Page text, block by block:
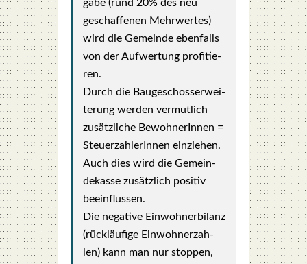
ga­be (rund 20% des neu
geschaf­fe­nen Mehr­wer­tes)
wird die Gemein­de eben­falls
von der Auf­wer­tung pro­fi­tie­
ren.
Durch die Bau­ge­schos­ser­wei­
te­rung wer­den ver­mut­lich
zusätz­li­che Bewoh­ne­rIn­nen =
Steu­er­zah­le­rIn­nen ein­zie­hen.
Auch dies wird die Gemein­
de­kas­se zusätz­lich posi­tiv
beein­flus­sen.
Die nega­ti­ve Ein­woh­ner­bi­lanz
(rück­läu­fi­ge Ein­woh­ner­zah­
len) kann man nur stop­pen,